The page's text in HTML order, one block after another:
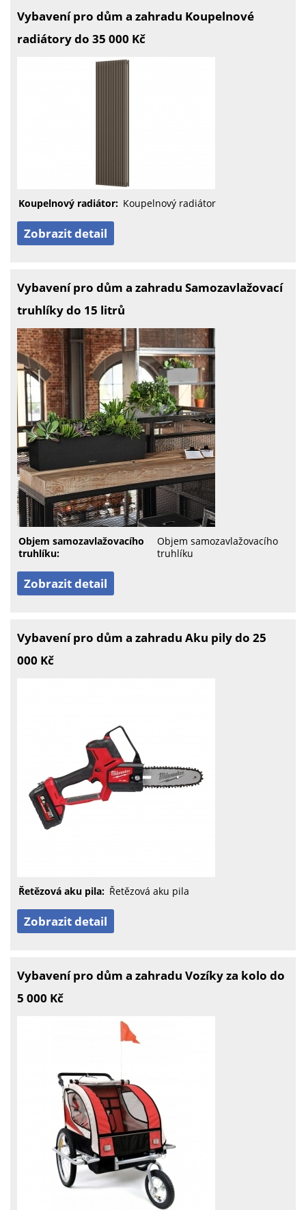
Vybavení pro dům a zahradu Koupelnové
radiátory do 35 000 Kč
Koupelnový radiátor: Koupelnový radiátor
Zobrazit detail
Vybavení pro dům a zahradu Samozavlažovací
truhlíky do 15 litrů
Objem samozavlažovacího
truhlíku:
Objem samozavlažovacího
truhlíku
Zobrazit detail
Vybavení pro dům a zahradu Aku pily do 25
000 Kč
Řetězová aku pila: Řetězová aku pila
Zobrazit detail
Vybavení pro dům a zahradu Vozíky za kolo do
5 000 Kč